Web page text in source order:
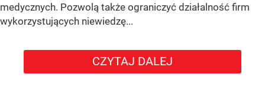
medycznych. Pozwolą także ograniczyć działalność firm
wykorzystujących niewiedzę...
CZYTAJ DALEJ